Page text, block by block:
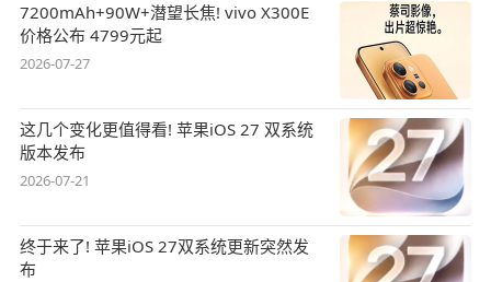
7200mAh+90W+潜望长焦! vivo X300E
价格公布 4799元起
2026-07-27
这几个变化更值得看! 苹果iOS 27 双系统
版本发布
2026-07-21
终于来了! 苹果iOS 27双系统更新突然发
布